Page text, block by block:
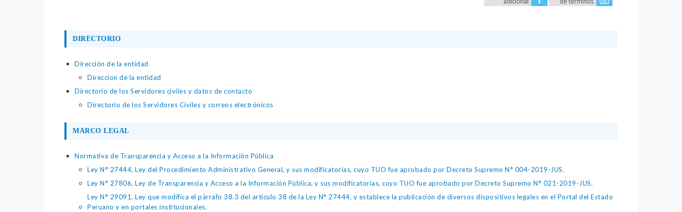
DIRECTORIO
Dirección de la entidad
Direccion de la entidad
Directorio de los Servidores civiles y datos de contacto
Directorio de los Servidores Civiles y correos electrónicos
MARCO LEGAL
Normativa de Transparencia y Acceso a la Información Pública
Ley N° 27444, Ley del Procedimiento Administrativo General, y sus modificatorias, cuyo TUO fue aprobado por Decreto Supremo N° 004-2019-JUS.
Ley N° 27806, Ley de Transparencia y Acceso a la Información Pública, y sus modificatorias, cuyo TUO fue aprobado por Decreto Supremo N° 021-2019-JUS.
Ley N° 29091, Ley que modifica el párrafo 38.3 del artículo 38 de la Ley N° 27444, y establece la publicación de diversos dispositivos legales en el Portal del Estado
Peruano y en portales institucionales.